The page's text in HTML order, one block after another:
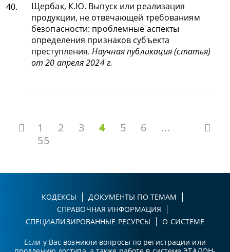
40.
Щербак, К.Ю. Выпуск или реализация
продукции, не отвечающей требованиям
безопасности: проблемные аспекты
определения признаков субъекта
преступления.Научная публикация (статья)
от 20 апреля 2024 г.
1 2 3 4 5 6
...
55
КОДЕКСЫ
ДОКУМЕНТЫ ПО ТЕМАМ
СПРАВОЧНАЯ ИНФОРМАЦИЯ
СПЕЦИАЛИЗИРОВАННЫЕ РЕСУРСЫ
О СИСТЕМЕ
Если у Вас возникли вопросы по регистрации или